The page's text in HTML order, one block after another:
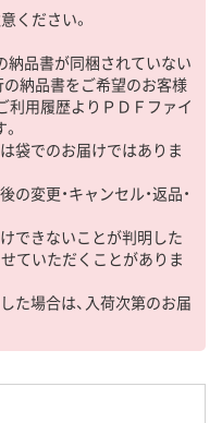
ください。
納品書が同梱されていない
納品書をご希望のお客様
利用履歴よりＰＤＦファイ
袋でのお届けではありま
変更・キャンセル・返品・
できないことが判明した
ていただくことがありま
た場合は、入荷次第のお届